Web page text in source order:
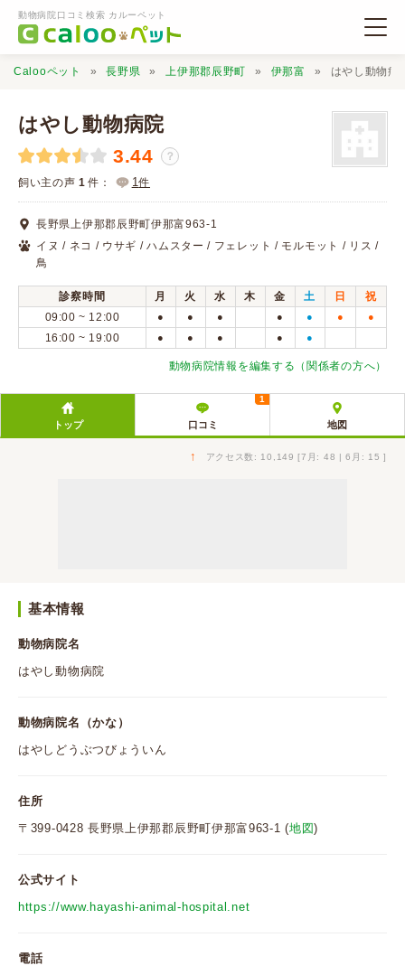
動物病院口コミ検索 カルーペット
動物病院検索
口コミ検索
Calooペットとは？
口コミ投稿
Calooペット 長野県 上伊那郡辰野町 伊那富 はやし動物病
はやし動物病院
3.44 ？
飼い主の声 1 件： 1件
長野県上伊那郡辰野町伊那富963-1
イヌ / ネコ / ウサギ / ハムスター / フェレット / モルモット / リス /
鳥
診察時間 月 火 水 木 金 土 日
祝
09:00 ~ 12:00
● ● ● ● ● ● ●
16:00 ~ 19:00 ● ● ● ● ●
動物病院情報を編集する（関係者の方へ）
トップ 口コミ
1
地図
↑ アクセス数: 10,149 [7月: 48 | 6月: 15 ]
基本情報
動物病院名
はやし動物病院
動物病院名（かな）
はやしどうぶつびょういん
住所
〒399-0428 長野県上伊那郡辰野町伊那富963-1 (地図)
公式サイト
https://www.hayashi-animal-hospital.net
電話